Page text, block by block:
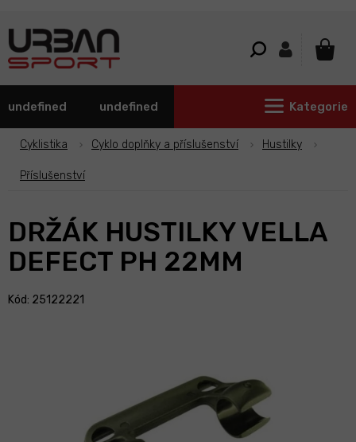
undefined undefined Kategorie
Cyklistika Cyklo doplňky a příslušenství Hustilky
Příslušenství
DRŽÁK HUSTILKY VELLA
DEFECT PH 22MM
Kód: 25122221